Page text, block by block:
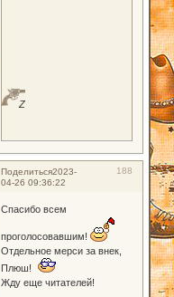
Z
Поделиться 188
2023-
04-26 09:36:22
Спасибо всем
проголосовавшим!
Отдельное мерси за внек,
Плюш!
Жду еще читателей!